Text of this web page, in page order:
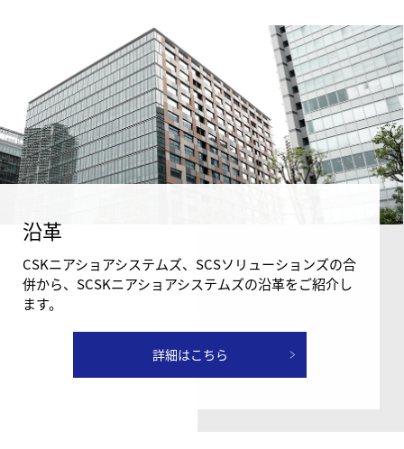
沿革
CSKニアショアシステムズ、SCSソリューションズの合
併から、SCSKニアショアシステムズの沿革をご紹介し
ます。
詳細はこちら